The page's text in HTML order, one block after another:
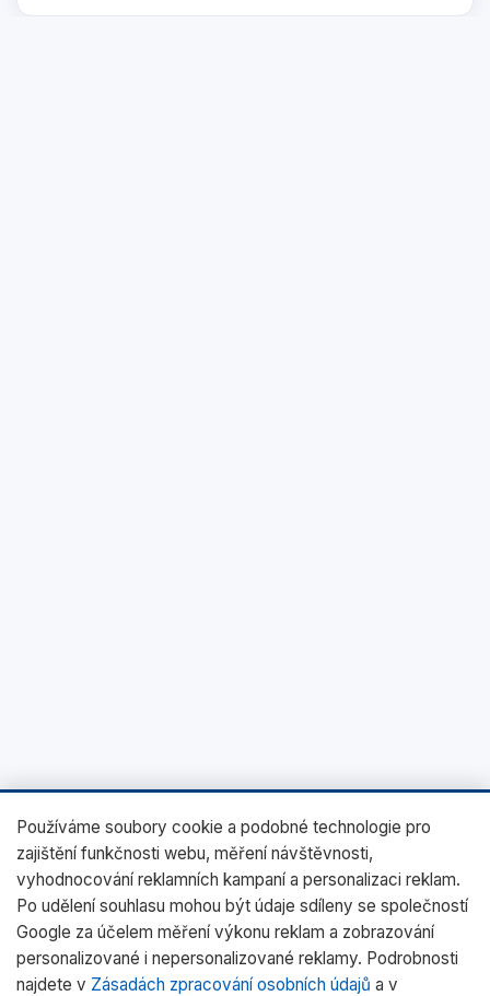
Používáme soubory cookie a podobné technologie pro
zajištění funkčnosti webu, měření návštěvnosti,
vyhodnocování reklamních kampaní a personalizaci reklam.
Po udělení souhlasu mohou být údaje sdíleny se společností
Google za účelem měření výkonu reklam a zobrazování
personalizované i nepersonalizované reklamy. Podrobnosti
najdete v Zásadách zpracování osobních údajů a v